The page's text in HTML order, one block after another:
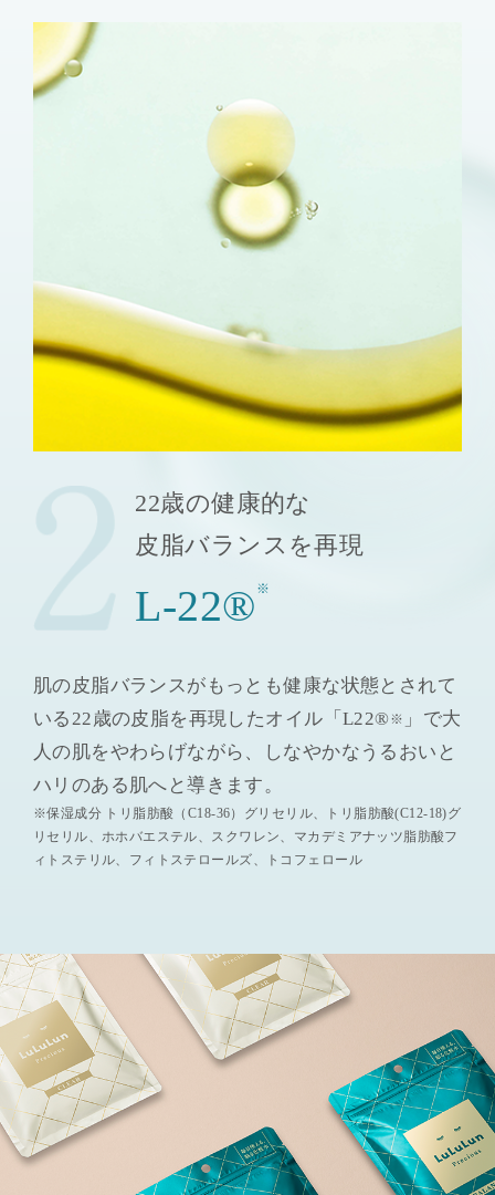
22歳の健康的な
皮脂バランスを再現
L-22® ※
肌の皮脂バランスがもっとも健康な状態とされて
いる22歳の皮脂を再現したオイル「L22®※ 」で大
人の肌をやわらげながら、しなやかなうるおいと
ハリのある肌へと導きます。
※保湿成分 トリ脂肪酸（C18-36）グリセリル、トリ脂肪酸(C12-18)グ
リセリル、ホホバエステル、スクワレン、マカデミアナッツ脂肪酸フ
ィトステリル、フィトステロールズ、トコフェロール